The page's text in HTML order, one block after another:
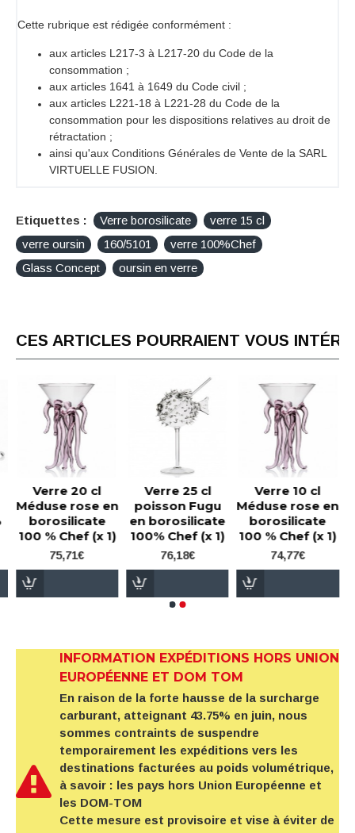
Cette rubrique est rédigée conformément :
aux articles L217-3 à L217-20 du Code de la
consommation ;
aux articles 1641 à 1649 du Code civil ;
aux articles L221-18 à L221-28 du Code de la
consommation pour les dispositions relatives au droit de
rétractation ;
ainsi qu'aux Conditions Générales de Vente de la SARL
VIRTUELLE FUSION.
Etiquettes : Verre borosilicate
verre 15 cl
verre oursin
160/5101
verre 100%Chef
Glass Concept
oursin en verre
CES ARTICLES POURRAIENT VOUS
Verre 20 cl
Méduse rose en
borosilicate
100 % Chef (x 1)
75,71€
Verre 25 cl
poisson Fugu
en borosilicate
100% Chef (x 1)
76,18€
Verre 10 cl
Méduse rose en
borosilicate
100 % Chef (x 1)
74,77€
INFORMATION EXPÉDITIONS HORS UNION
EUROPÉENNE ET DOM TOM
En raison de la forte hausse de la surcharge
carburant, atteignant 43.75% en juin, nous
sommes contraints de suspendre
temporairement les expéditions vers les
destinations facturées au poids volumétrique,
à savoir : les pays hors Union Européenne et
les DOM-TOM
Cette mesure est provisoire et vise à éviter de